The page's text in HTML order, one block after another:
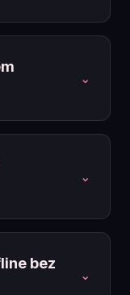
⌄
⌄
bez
⌄